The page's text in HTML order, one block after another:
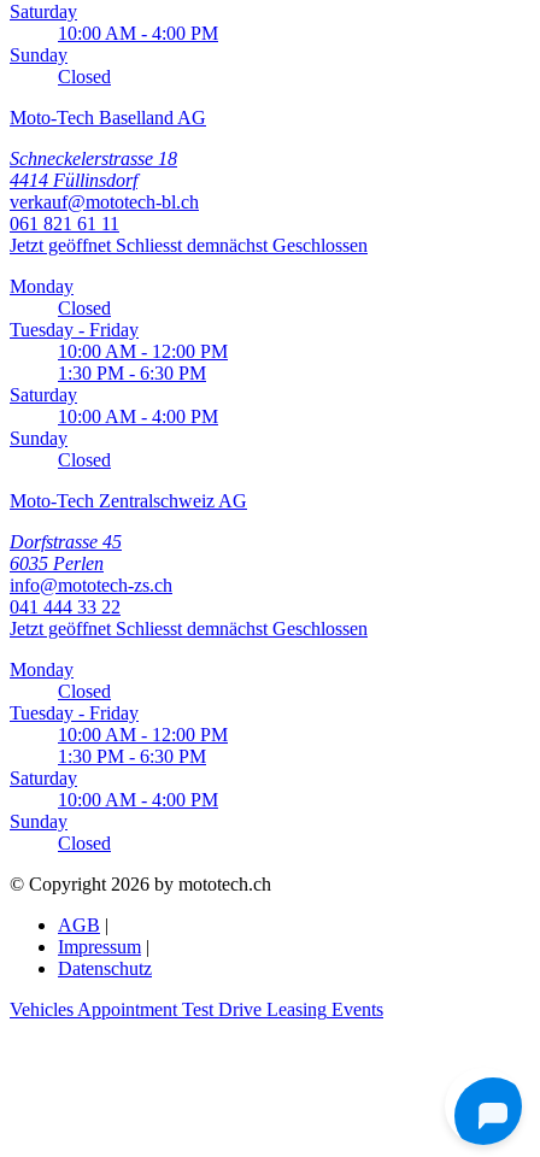
Saturday
10:00 AM - 4:00 PM
Sunday
Closed
Moto-Tech Baselland AG
Schneckelerstrasse 18
4414 Füllinsdorf
verkauf@mototech-bl.ch
061 821 61 11
Jetzt geöffnet Schliesst demnächst Geschlossen
Monday
Closed
Tuesday - Friday
10:00 AM - 12:00 PM
1:30 PM - 6:30 PM
Saturday
10:00 AM - 4:00 PM
Sunday
Closed
Moto-Tech Zentralschweiz AG
Dorfstrasse 45
6035 Perlen
info@mototech-zs.ch
041 444 33 22
Jetzt geöffnet Schliesst demnächst Geschlossen
Monday
Closed
Tuesday - Friday
10:00 AM - 12:00 PM
1:30 PM - 6:30 PM
Saturday
10:00 AM - 4:00 PM
Sunday
Closed
© Copyright 2026 by mototech.ch
AGB |
Impressum |
Datenschutz
Vehicles Appointment Test Drive Leasing Events